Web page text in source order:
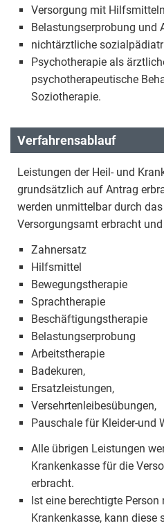
Versorgung mit
Belastungserprobung und
nichtärztliche
Psychotherapie als
psychotherapeutische
Soziotherapie.
Verfahrensablauf
Leistungen der Heil- und
grundsätzlich auf Antrag
werden unmittelbar durch
Versorgungsamt erbracht
Zahnersatz
Hilfsmittel
Bewegungstherapie
Sprachtherapie
Beschäftigungstherapie
Belastungserprobung
Arbeitstherapie
Badekuren,
Ersatzleistungen,
Versehrtenleibesübungen,
Pauschale für Kleider-und
Alle übrigen Leistungen
Krankenkasse für die
erbracht.
Ist eine berechtigte
Krankenkasse, kann diese